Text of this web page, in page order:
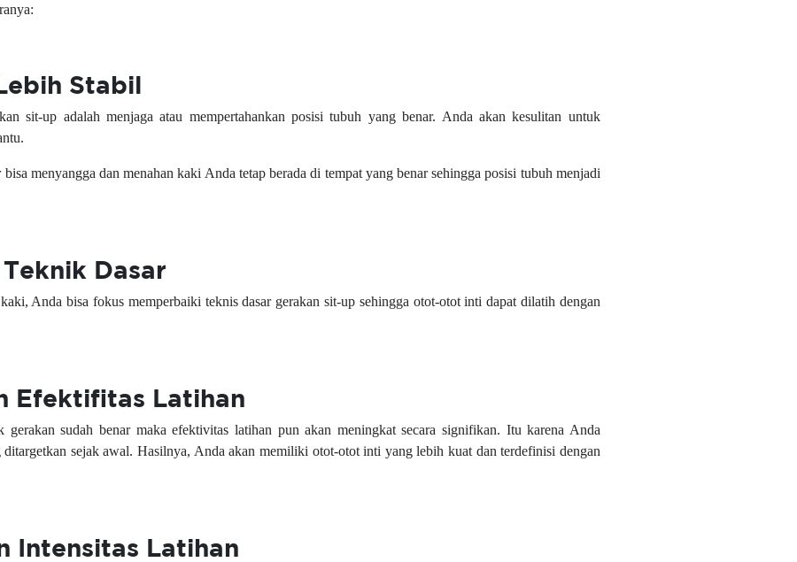
Stabil
sit-up adalah menjaga atau mempertahankan posisi tubuh yang benar. Anda akan kesulitan untuk
bisa menyangga dan menahan kaki Anda tetap berada di tempat yang benar sehingga posisi tubuh menjadi
Dasar
Anda bisa fokus memperbaiki teknis dasar gerakan sit-up sehingga otot-otot inti dapat dilatih dengan
Efektifitas Latihan
gerakan sudah benar maka efektivitas latihan pun akan meningkat secara signifikan. Itu karena Anda
sejak awal. Hasilnya, Anda akan memiliki otot-otot inti yang lebih kuat dan terdefinisi dengan
Intensitas Latihan